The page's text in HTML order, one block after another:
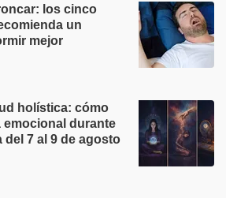
los cinco
un
mejor
holística: cómo
emocional durante
del 7 al 9 de agosto